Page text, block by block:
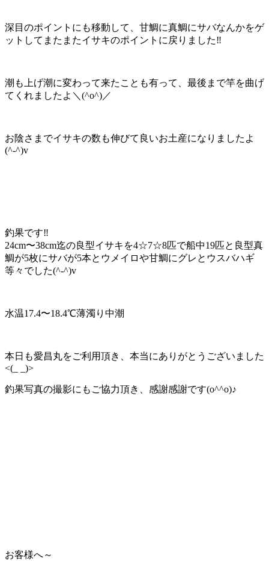
深目のポイントにも移動して、甘鯛に真鯛にサバなんかをゲ
ットしてまたまたイサキのポイントに戻りました‼️
潮も上げ潮に変わって来たことも有って、最後まで竿を曲げ
てくれましたよ＼(^o^)／
お陰さまでイサキの数も伸びて良いお土産になりましたよ
(^-^)v
釣果です‼️
24cm〜38cm迄の良型イサキを4☆7☆8匹で船中19匹と良型真
鯛が5枚にサバが5本とウメイロや甘鯛にグレとウスバハギ
等々でした(^-^)v
水温17.4〜18.4℃薄濁り中潮
本日も愛昌丸をご利用頂き、本当にありがとうございました
<(_ _)>
釣果写真の撮影にもご協力頂き、感謝感謝です(o^^o)♪
お客様へ～